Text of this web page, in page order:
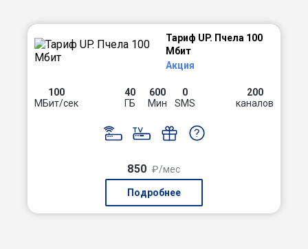
Тариф UP. Пчела 100
Мбит
Акция
100
МБит/сек
40
ГБ
600
Мин
0
SMS
200
каналов
850 ₽/мес
Подробнее